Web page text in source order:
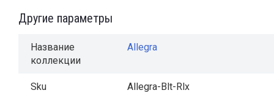
Другие параметры
Название
коллекции
Allegra
Sku Allegra-Blt-Rlx